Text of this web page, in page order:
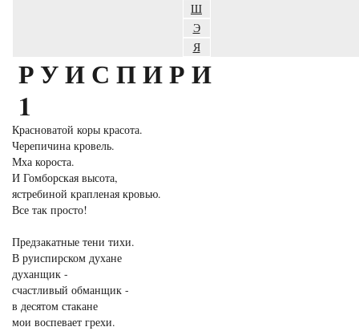
Ш
Э
Я
РУИСПИРИ
1
Красноватой коры красота.
Черепичина кровель.
Мха короста.
И Гомборская высота,
ястребиной крапленая кровью.
Все так просто!
Предзакатные тени тихи.
В руиспирском духане
духанщик -
счастливый обманщик -
в десятом стакане
мои воспевает грехи.